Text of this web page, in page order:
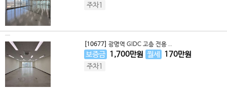
주차1
[10677] 광명역 GIDC 고층 전용 ..
보증금 1,700만원 월세 170만원
주차1